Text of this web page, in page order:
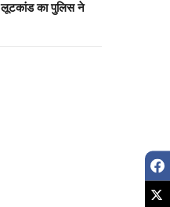
लूटकांड का पुलिस ने